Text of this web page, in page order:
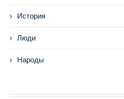
История
Люди
Народы